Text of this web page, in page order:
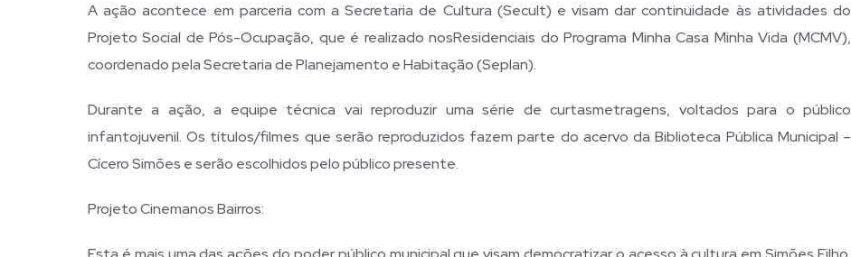
A ação acontece em parceria com a Secretaria de Cultura (Secult) e visam dar continuidade às atividades do
Projeto Social de Pós-Ocupação, que é realizado nosResidenciais do Programa Minha Casa Minha Vida (MCMV),
coordenado pela Secretaria de Planejamento e Habitação (Seplan).
Durante a ação, a equipe técnica vai reproduzir uma série de curtasmetragens, voltados para o público
infantojuvenil. Os títulos/filmes que serão reproduzidos fazem parte do acervo da Biblioteca Pública Municipal –
Cícero Simões e serão escolhidos pelo público presente.
Projeto Cinemanos Bairros: